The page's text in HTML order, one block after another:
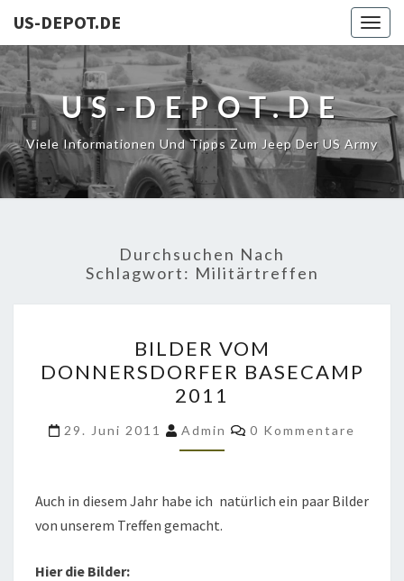
US-DEPOT.DE
US-DEPOT.DE
Viele Informationen Und Tipps Zum Jeep Der US Army
Durchsuchen Nach
Schlagwort: Militärtreffen
VOM
DONNERSDORFER
BASECAMP
2011
BILDER VOM
DONNERSDORFER BASECAMP
2011
29. Juni 2011 Admin Kommentare
0 Kommentare
Auch in diesem Jahr habe ich natürlich ein paar Bilder
von unserem Treffen gemacht.
Hier die Bilder: